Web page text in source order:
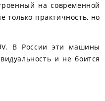
на современной
только практичность, но
В России эти машины
и не боится